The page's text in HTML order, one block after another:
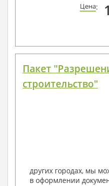
Цена:
Пакет
строительство"
других городах, мы
в оформлении